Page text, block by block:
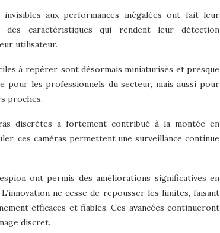
aux performances inégalées ont fait leur
des caractéristiques qui rendent leur détection
utilisateur.
à repérer, sont désormais miniaturisés et presque
pour les professionnels du secteur, mais aussi pour
proches.
discrètes a fortement contribué à la montée en
ces caméras permettent une surveillance continue
ont permis des améliorations significatives en
ne cesse de repousser les limites, faisant
efficaces et fiables. Ces avancées continueront
discret.